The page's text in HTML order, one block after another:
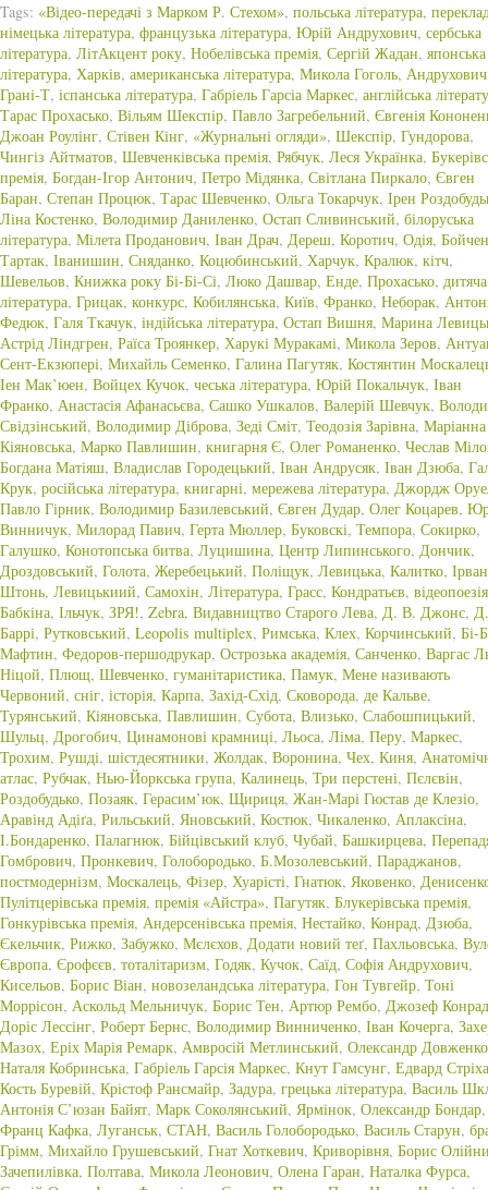
Tags: «Відео-передачі з Марком Р. Стехом», польська література,
німецька література, французька література, Юрій Андрухович, сербська
література, ЛітАкцент року, Нобелівська премія, Сергій Жадан, японська
література, Харків, американська література, Микола Гоголь, Андрухович
Грані-Т, іспанська література, Габріель Гарсіа Маркес, англійська
Тарас Прохасько, Вільям Шекспір, Павло Загребельний, Євгенія
Джоан Роулінг, Стівен Кінг, «Журнальні огляди», Шекспір, Гундорова,
Чингіз Айтматов, Шевченківська премія, Рябчук, Леся Українка,
премія, Богдан-Ігор Антонич, Петро Мідянка, Світлана Пиркало, Євген
Баран, Степан Процюк, Тарас Шевченко, Ольга Токарчук, Ірен
Ліна Костенко, Володимир Даниленко, Остап Сливинський, білоруська
література, Мілета Проданович, Іван Драч, Дереш, Коротич, Одія,
Тартак, Іванишин, Сняданко, Коцюбинський, Харчук, Кралюк, кітч,
Шевельов, Книжка року Бі-Бі-Сі, Люко Дашвар, Енде, Прохасько, дитяча
література, Грицак, конкурс, Кобилянська, Київ, Франко, Неборак,
Федюк, Галя Ткачук, індійська література, Остап Вишня, Марина
Астрід Ліндгрен, Раїса Троянкер, Харукі Муракамі, Микола Зеров,
Сент-Екзюпері, Михайль Семенко, Галина Пагутяк, Костянтин
Іен Мак’юен, Войцех Кучок, чеська література, Юрій Покальчук, Іван
Франко, Анастасія Афанасьєва, Сашко Ушкалов, Валерій Шевчук,
Свідзінський, Володимир Діброва, Зеді Сміт, Теодозія Зарівна, Маріанна
Кіяновська, Марко Павлишин, книгарня Є, Олег Романенко, Чеслав
Богдана Матіяш, Владислав Городецький, Іван Андрусяк, Іван Дзюба,
Крук, російська література, книгарні, мережева література, Джордж
Павло Гірник, Володимир Базилевський, Євген Дудар, Олег Коцарев,
Винничук, Милорад Павич, Герта Мюллер, Буковскі, Темпора, Сокирко,
Галушко, Конотопська битва, Луцишина, Центр Липинського, Дончик,
Дроздовський, Голота, Жеребецький, Поліщук, Левицька, Калитко,
Штонь, Левицькиий, Самохін, Література, Грасс, Кондратьєв, відеопоезія
Бабкіна, Ільчук, ЗРЯ!, Zebra, Видавництво Старого Лева, Д. В. Джонс,
Баррі, Рутковський, Leopolis multiplex, Римська, Клех, Корчинський, Бі-
Мафтин, Федоров-першодрукар, Острозька академія, Санченко, Варгас
Ніцой, Плющ, Шевченко, гуманітаристика, Памук, Мене називають
Червоний, сніг, історія, Карпа, Захід-Схід, Сковорода, де Кальве,
Турянський, Кіяновська, Павлишин, Субота, Влизько, Слабошпицький,
Шульц, Дрогобич, Цинамонові крамниці, Льоса, Ліма, Перу, Маркес,
Трохим, Рушді, шістдесятники, Жолдак, Воронина, Чех, Киня,
атлас, Рубчак, Нью-Йоркська група, Калинець, Три перстені, Пєлєвін,
Роздобудько, Позаяк, Герасим’юк, Щириця, Жан-Марі Гюстав де Клезіо,
Аравінд Адіґа, Рильський, Яновський, Костюк, Чикаленко, Аплаксіна,
І.Бондаренко, Палагнюк, Бійцівський клуб, Чубай, Башкирцева,
Гомбрович, Пронкевич, Голобородько, Б.Мозолевський, Параджанов,
постмодернізм, Москалець, Фізер, Хуарісті, Гнатюк, Яковенко,
Пулітцерівська премія, премія «Айстра», Пагутяк, Блукерівська премія,
Гонкурівська премія, Андерсенівська премія, Нестайко, Конрад, Дзюба,
Єкельчик, Рижко, Забужко, Мєлєхов, Додати новий теґ, Пахльовська,
Європа, Єрофєєв, тоталітаризм, Годяк, Кучок, Саїд, Софія Андрухович,
Кисельов, Борис Віан, новозеландська література, Гон Тувгейр, Тоні
Моррісон, Аскольд Мельничук, Борис Тен, Артюр Рембо, Джозеф Конрад
Доріс Лессінг, Роберт Бернс, Володимир Винниченко, Іван Кочерга,
Мазох, Еріх Марія Ремарк, Амвросій Метлинський, Олександр Довженко
Наталя Кобринська, Габріель Гарсія Маркес, Кнут Гамсунг, Едвард Стріха
Кость Буревій, Крістоф Рансмайр, Задура, грецька література, Василь
Антонія С’юзан Байят, Марк Соколянський, Ярмінок, Олександр Бондар,
Франц Кафка, Луганськ, СТАН, Василь Голобородько, Василь Старун,
Грімм, Михайло Грушевський, Гнат Хоткевич, Криворівня, Борис
Зачепилівка, Полтава, Микола Леонович, Олена Гаран, Наталка Фурса,